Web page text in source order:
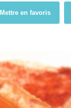
Mettre en favoris